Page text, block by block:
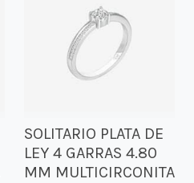
SOLITARIO PLATA DE
LEY 4 GARRAS 4.80
MM MULTICIRCONITA